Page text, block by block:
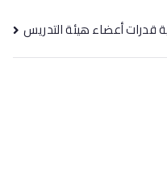
قدرات أعضاء هيئة التدريس